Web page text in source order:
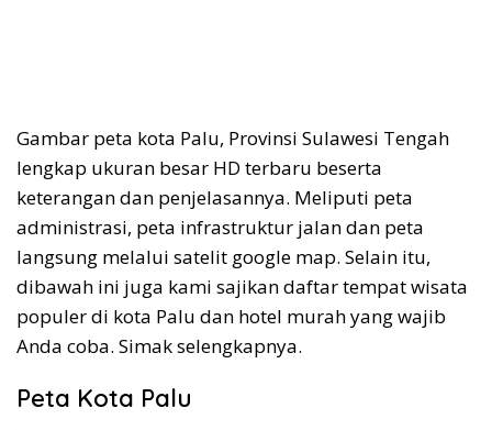
Gambar peta kota Palu, Provinsi Sulawesi Tengah
lengkap ukuran besar HD terbaru beserta
keterangan dan penjelasannya. Meliputi peta
administrasi, peta infrastruktur jalan dan peta
langsung melalui satelit google map. Selain itu,
dibawah ini juga kami sajikan daftar tempat wisata
populer di kota Palu dan hotel murah yang wajib
Anda coba. Simak selengkapnya.
Peta Kota Palu